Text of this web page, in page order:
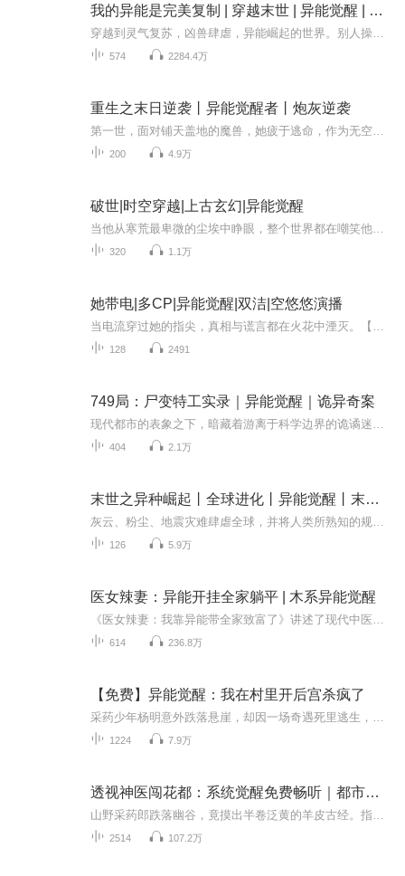
我的异能是完美复制 | 穿越末世 | 异能觉醒 | 多播
574 2284.4万
重生之末日逆袭丨异能觉醒者丨炮灰逆袭
200 4.9万
破世|时空穿越|上古玄幻|异能觉醒
320 1.1万
她带电|多CP|异能觉醒|双洁|空悠悠演播
128 2491
749局：尸变特工实录｜异能觉醒｜诡异奇案
404 2.1万
末世之异种崛起丨全球进化丨异能觉醒丨末日生存丨有声书
126 5.9万
医女辣妻：异能开挂全家躺平 | 木系异能觉醒
614 236.8万
【免费】异能觉醒：我在村里开后宫杀疯了
1224 7.9万
透视神医闯花都：系统觉醒免费畅听｜都市异能觉醒
2514 107.2万